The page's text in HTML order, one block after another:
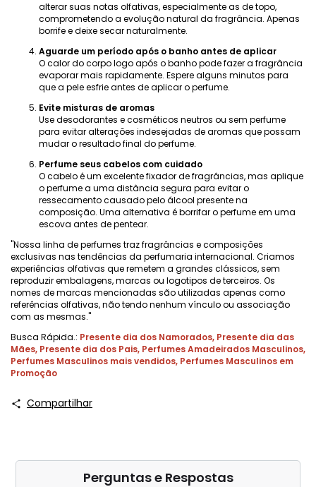
alterar suas notas olfativas, especialmente as de topo,
comprometendo a evolução natural da fragrância. Apenas
borrife e deixe secar naturalmente.
Aguarde um período após o banho antes de aplicar
O calor do corpo logo após o banho pode fazer a fragrância
evaporar mais rapidamente. Espere alguns minutos para
que a pele esfrie antes de aplicar o perfume.
Evite misturas ​​de aromas
Use desodorantes e cosméticos neutros ou sem perfume
para evitar alterações indesejadas de aromas que possam
mudar o resultado final do perfume.
Perfume seus cabelos com cuidado
O cabelo é um excelente fixador de fragrâncias, mas aplique
o perfume a uma distância segura para evitar o
ressecamento causado pelo álcool presente na
composição. Uma alternativa é borrifar o perfume em uma
escova antes de pentear.
"Nossa linha de perfumes traz fragrâncias e composições
exclusivas nas tendências da perfumaria internacional. Criamos
experiências olfativas que remetem a grandes clássicos, sem
reproduzir embalagens, marcas ou logotipos de terceiros. Os
nomes de marcas mencionadas são utilizadas apenas como
referências olfativas, não tendo nenhum vínculo ou associação
com as mesmas."
Busca Rápida.: Presente dia dos Namorados, Presente dia das
Mães, Presente dia dos Pais, Perfumes Amadeirados Masculinos,
Perfumes Masculinos mais vendidos, Perfumes Masculinos em
Promoção
Compartilhar
Perguntas e Respostas